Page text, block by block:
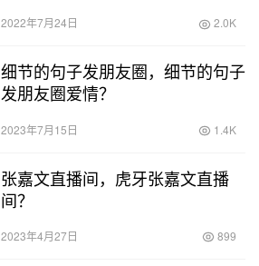
2022年7月24日 2.0K
细节的句子发朋友圈，细节的句子
发朋友圈爱情？
2023年7月15日 1.4K
张嘉文直播间，虎牙张嘉文直播
间？
2023年4月27日 899